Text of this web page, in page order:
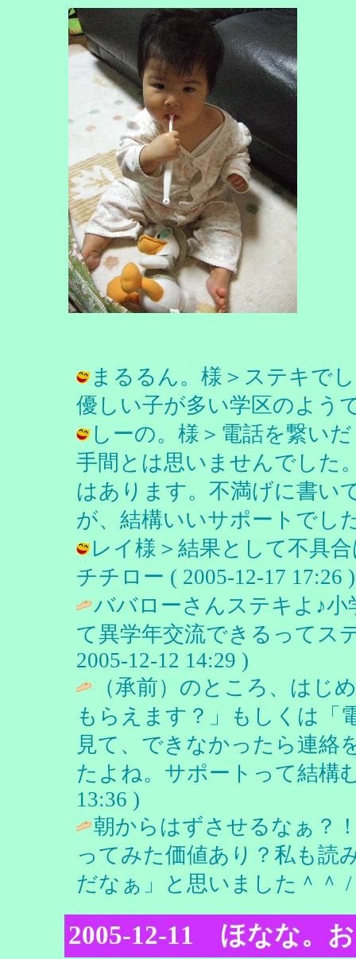
まるるん。様＞ステキで
優しい子が多い学区のよう
しーの。様＞電話を繋い
手間とは思いませんでした
はあります。不満げに書い
が、結構いいサポートでし
レイ様＞結果として不具
チチロー ( 2005-12-17 17:26 )
ババローさんステキよ♪
て異学年交流できるってス
2005-12-12 14:29 )
（承前）のところ、はじ
もらえます？」もしくは「
見て、できなかったら連絡
たよね。サポートって結構
13:36 )
朝からはずさせるなぁ？
ってみた価値あり？私も読
だなぁ」と思いました＾＾
2005-12-11 ほなな。